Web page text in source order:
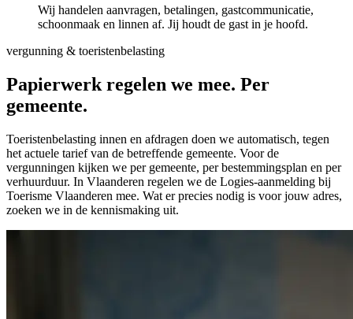
Wij handelen aanvragen, betalingen, gastcommunicatie,
schoonmaak en linnen af. Jij houdt de gast in je hoofd.
vergunning & toeristenbelasting
Papierwerk regelen we mee. Per
gemeente.
Toeristenbelasting innen en afdragen doen we automatisch, tegen
het actuele tarief van de betreffende gemeente. Voor de
vergunningen kijken we per gemeente, per bestemmingsplan en per
verhuurduur. In Vlaanderen regelen we de Logies-aanmelding bij
Toerisme Vlaanderen mee. Wat er precies nodig is voor jouw adres,
zoeken we in de kennismaking uit.